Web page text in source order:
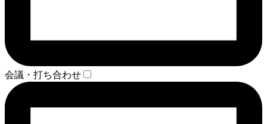
会議・打ち合わせ